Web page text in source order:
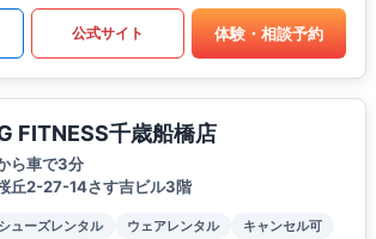
公式サイト 体験・相談予約
FITNESS千歳船橋店
ら車で3分
丘2-27-14さす吉ビル3階
シューズレンタル ウェアレンタル
キャンセル可